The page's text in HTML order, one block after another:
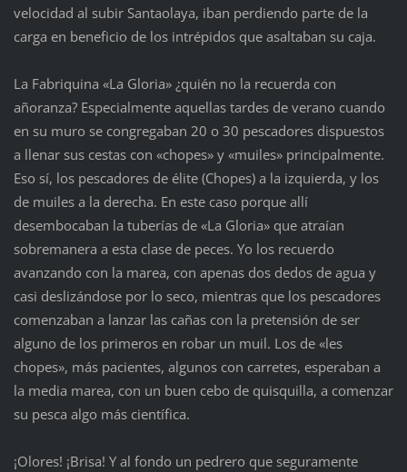
velocidad al subir Santaolaya, iban perdiendo parte de la
carga en beneficio de los intrépidos que asaltaban su caja.
La Fabriquina «La Gloria» ¿quién no la recuerda con
añoranza? Especialmente aquellas tardes de verano cuando
en su muro se congregaban 20 o 30 pescadores dispuestos
a llenar sus cestas con «chopes» y «muiles» principalmente.
Eso sí, los pescadores de élite (Chopes) a la izquierda, y los
de muiles a la derecha. En este caso porque allí
desembocaban la tuberías de «La Gloria» que atraían
sobremanera a esta clase de peces. Yo los recuerdo
avanzando con la marea, con apenas dos dedos de agua y
casi deslizándose por lo seco, mientras que los pescadores
comenzaban a lanzar las cañas con la pretensión de ser
alguno de los primeros en robar un muil. Los de «les
chopes», más pacientes, algunos con carretes, esperaban a
la media marea, con un buen cebo de quisquilla, a comenzar
su pesca algo más científica.
¡Olores! ¡Brisa! Y al fondo un pedrero que seguramente